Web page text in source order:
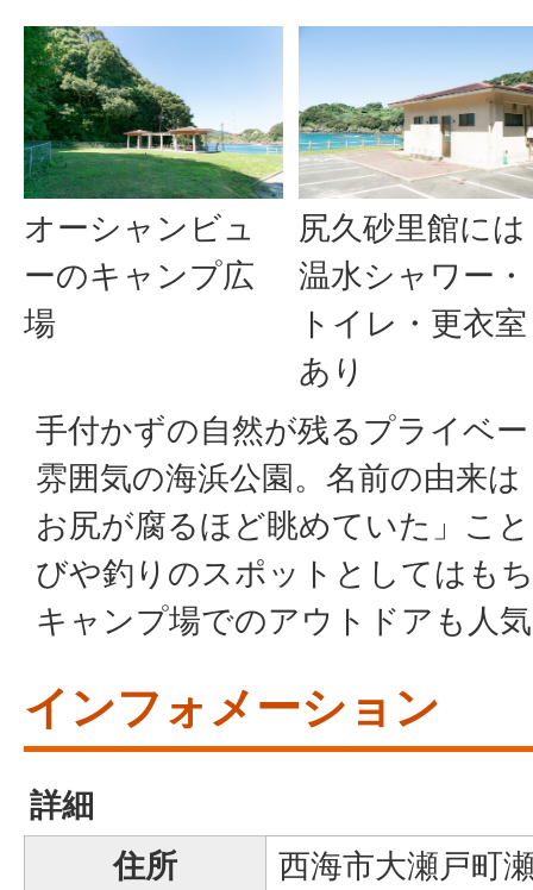
オーシャンビュ
ーのキャンプ広
場
尻久砂里館には
温水シャワー・
トイレ・更衣室
あり
手付かずの自然が残るプライベ
雰囲気の海浜公園。名前の由来
お尻が腐るほど眺めていた」こ
びや釣りのスポットとしてはも
キャンプ場でのアウトドアも人
インフォメーション
詳細
住所
西海市大瀬戸町